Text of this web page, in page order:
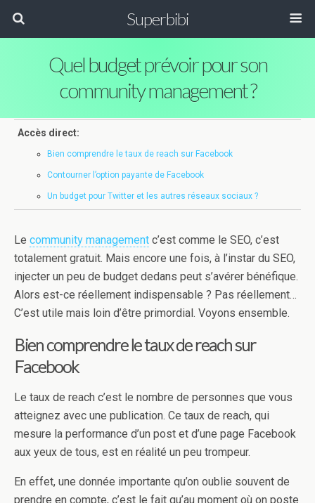
Superbibi
Quel budget prévoir pour son
community management ?
Accès direct:
Bien comprendre le taux de reach sur Facebook
Contourner l’option payante de Facebook
Un budget pour Twitter et les autres réseaux sociaux ?
Le community management c’est comme le SEO, c’est
totalement gratuit. Mais encore une fois, à l’instar du SEO,
injecter un peu de budget dedans peut s’avérer bénéfique.
Alors est-ce réellement indispensable ? Pas réellement…
C’est utile mais loin d’être primordial. Voyons ensemble.
Bien comprendre le taux de reach sur
Facebook
Le taux de reach c’est le nombre de personnes que vous
atteignez avec une publication. Ce taux de reach, qui
mesure la performance d’un post et d’une page Facebook
aux yeux de tous, est en réalité un peu trompeur.
En effet, une donnée importante qu’on oublie souvent de
prendre en compte, c’est le fait qu’au moment où on poste